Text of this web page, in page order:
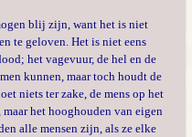
blij zijn, want het is niet
te geloven. Het is niet eens
het vagevuur, de hel en de
kunnen, maar toch houdt de
niets ter zake, de mens op het
het hooghouden van eigen
alle mensen zijn, als ze elke